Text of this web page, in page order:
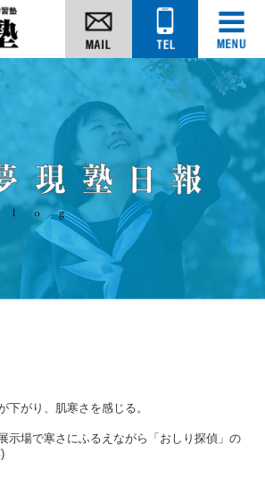
下がり、肌寒さを感じる。
示場で寒さにふるえながら「おしり探偵」の